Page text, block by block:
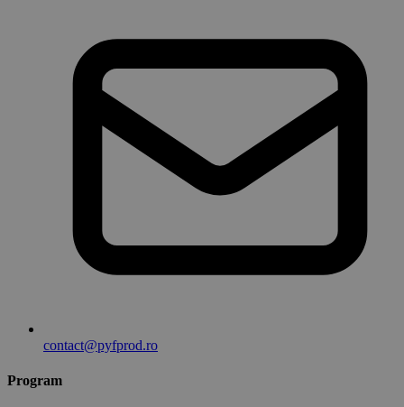
contact@pyfprod.ro
Program